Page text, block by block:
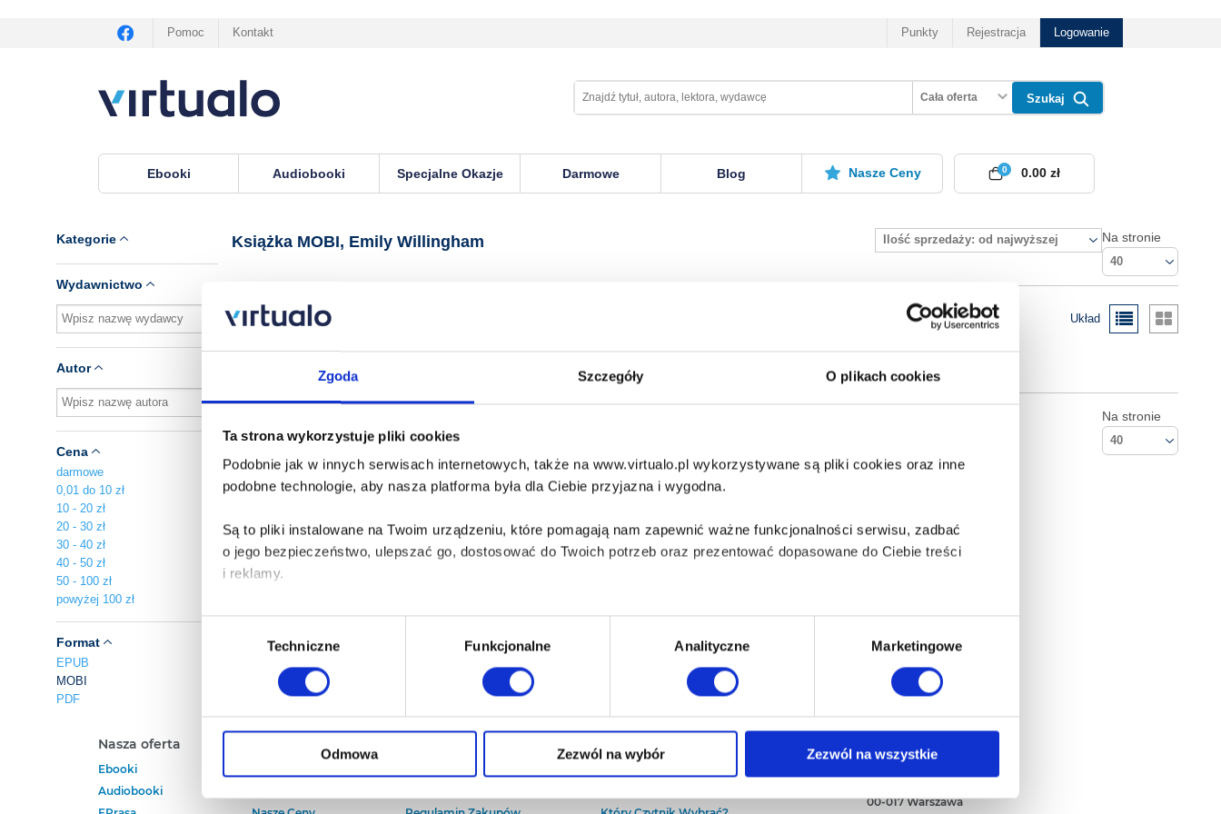
Zgoda Szczegóły O plikach cookies
Ta strona wykorzystuje pliki cookies
Podobnie jak w innych serwisach internetowych, także na www.virtualo.pl wykorzystywane są pliki cookies oraz inne
podobne technologie, aby nasza platforma była dla Ciebie przyjazna i wygodna.
Są to pliki instalowane na Twoim urządzeniu, które pomagają nam zapewnić ważne funkcjonalności serwisu, zadbać
o jego bezpieczeństwo, ulepszać go, dostosować do Twoich potrzeb oraz prezentować dopasowane do Ciebie treści
i reklamy.
Poza plikami, które są nam niezbędne do prawidłowego i bezpiecznego działania serwisu - są także takie, które wymagają
Twojej zgody.
Każda udzielona zgoda poprawi Twoje doświadczenia jeśli jesteś naszym Użytkownikiem.
Wybór
Techniczne Funkcjonalne Analityczne Marketingowe
Odmowa Zezwól na wybór Zezwól na wszystkie
Pomoc Kontakt Punkty Rejestracja Logowanie
Cała oferta Szukaj
Ebooki Audiobooki Specjalne Okazje Darmowe Blog Nasze Ceny 0
0.00 zł
Kategorie
Wydawnictwo
Autor
Cena
darmowe
0,01 do 10 zł
10 - 20 zł
20 - 30 zł
30 - 40 zł
40 - 50 zł
50 - 100 zł
powyżej 100 zł
Format
EPUB
MOBI
PDF
Książka MOBI, Emily Willingham Ilość sprzedaży: od najwyższej Na stronie
40
Układ
Na stronie
40
Nasza oferta
Ebooki
Audiobooki
Baza wiedzy
Empik S.A
00-017 Warszawa